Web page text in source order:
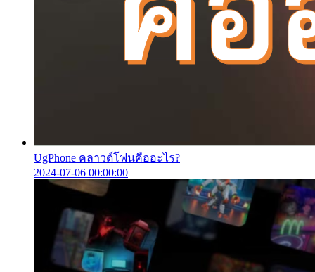
UgPhone คลาวด์โฟนคืออะไร?
2024-07-06 00:00:00